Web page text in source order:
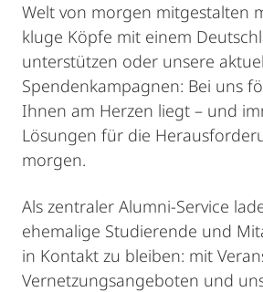
Welt von morgen mitgestalten
kluge Köpfe mit einem
unterstützen oder unsere
Spendenkampagnen: Bei uns
Ihnen am Herzen liegt – und
Lösungen für die
morgen.
Als zentraler Alumni-Service
ehemalige Studierende und
in Kontakt zu bleiben: mit
Vernetzungsangeboten und